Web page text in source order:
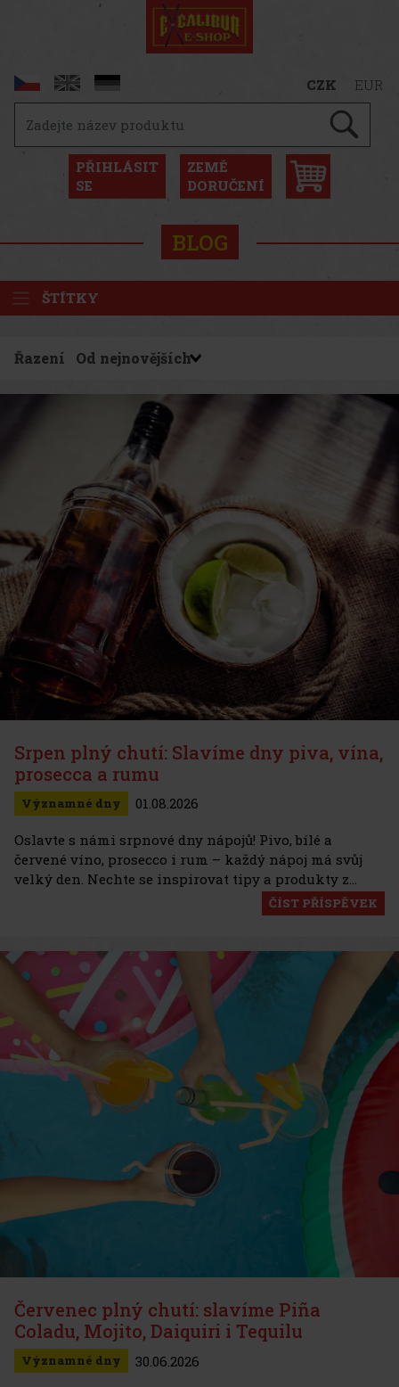
CZK EUR
PŘIHLÁSIT
SE
ZEMĚ
DORUČENÍ
BLOG
ŠTÍTKY
Řazení
Srpen plný chutí: Slavíme dny piva, vína,
prosecca a rumu
Významné dny 01.08.2026
Oslavte s námi srpnové dny nápojů! Pivo, bílé a
červené víno, prosecco i rum – každý nápoj má svůj
velký den. Nechte se inspirovat tipy a produkty z
ČÍST PŘÍSPĚVEK
Červenec plný chutí: slavíme Piña
Coladu, Mojito, Daiquiri i Tequilu
Významné dny 30.06.2026